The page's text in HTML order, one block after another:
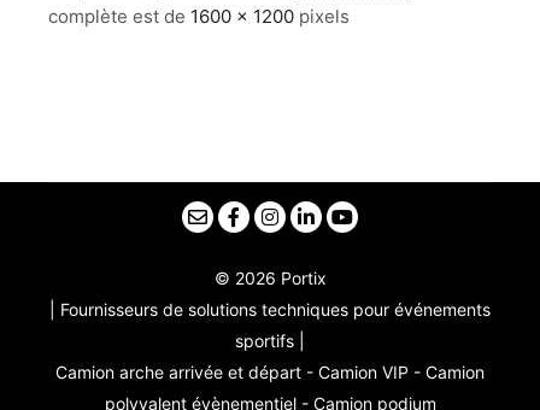
complète est de 1600 × 1200 pixels
© 2026 Portix
| Fournisseurs de solutions techniques pour événements
sportifs |
Camion arche arrivée et départ - Camion VIP - Camion
polyvalent évènementiel - Camion podium